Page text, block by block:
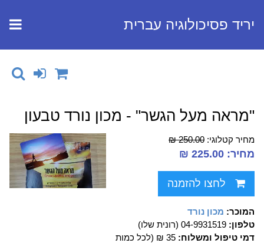
יריד פסיכולוגיה עברית
"מראה מעל הגשר" - מכון נורד טבעון
מחיר קטלוגי: 250.00 ₪
מחיר: 225.00 ₪
לחצו להזמנה
המוכר: מכון נורד
טלפון: 04-9931519 (רונית שלו)
דמי טיפול ומשלוח:
35 ₪ (לכל כמות